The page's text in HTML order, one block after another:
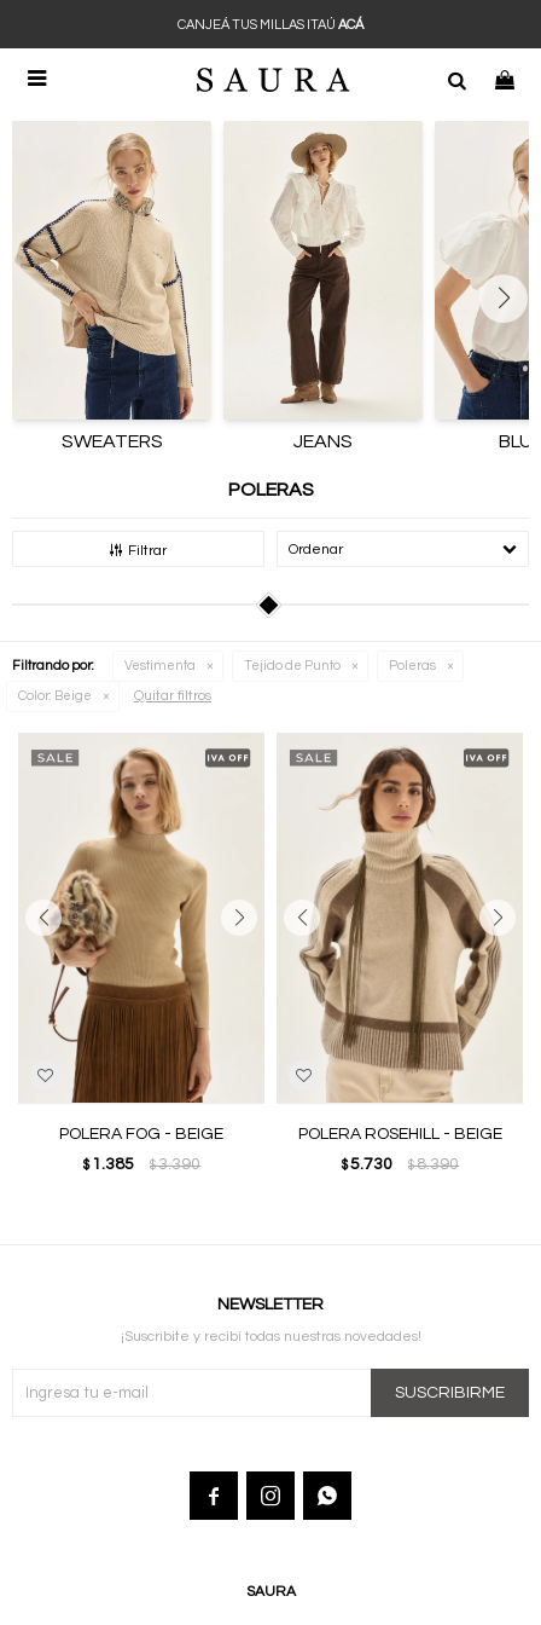

CANJEÁ TUS MILLAS ITAÚ ACÁ
SWEATERS JEANS
POLERAS
Filtrar Recomendados
Filtrando por: Vestimenta Tejido de Punto Poleras
Color: Beige Quitar filtros
POLERA FOG - BEIGE
$ 1.385 $3.390
POLERA ROSEHILL - BEIGE
$ 5.730 $8.390
SAURA
NEWSLETTER
¡Suscribite y recibí todas nuestras novedades!
SUSCRIBIRME
  